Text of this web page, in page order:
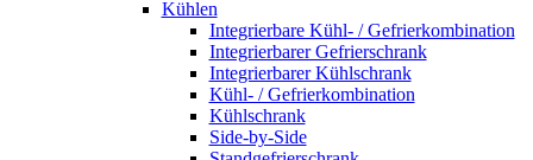
Kühlen
Integrierbare Kühl- / Gefrierkombination
Integrierbarer Gefrierschrank
Integrierbarer Kühlschrank
Kühl- / Gefrierkombination
Kühlschrank
Side-by-Side